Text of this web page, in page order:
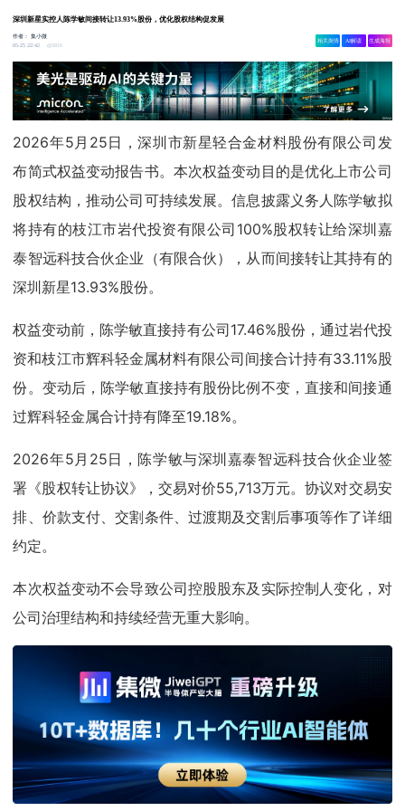
深圳新星实控人陈学敏间接转让13.93%股份，优化股权结构促发展
作者：集小微
05-25 22:42
5816
相关舆情 AI解读 生成海报
2026年5月25日，深圳市新星轻合金材料股份有限公司发
布简式权益变动报告书。本次权益变动目的是优化上市公司
股权结构，推动公司可持续发展。信息披露义务人陈学敏拟
将持有的枝江市岩代投资有限公司100%股权转让给深圳嘉
泰智远科技合伙企业（有限合伙），从而间接转让其持有的
深圳新星13.93%股份。
权益变动前，陈学敏直接持有公司17.46%股份，通过岩代投
资和枝江市辉科轻金属材料有限公司间接合计持有33.11%股
份。变动后，陈学敏直接持有股份比例不变，直接和间接通
过辉科轻金属合计持有降至19.18%。
2026年5月25日，陈学敏与深圳嘉泰智远科技合伙企业签
署《股权转让协议》，交易对价55,713万元。协议对交易安
排、价款支付、交割条件、过渡期及交割后事项等作了详细
约定。
本次权益变动不会导致公司控股股东及实际控制人变化，对
公司治理结构和持续经营无重大影响。